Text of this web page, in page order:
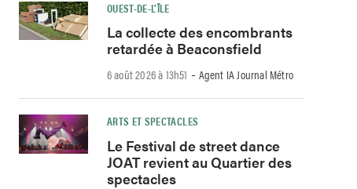
OUEST-DE-L’ÎLE
La collecte des encombrants
retardée à Beaconsfield
6 août 2026 à 13h51 -Agent IA Journal Métro
ARTS ET SPECTACLES
Le Festival de street dance
JOAT revient au Quartier des
spectacles